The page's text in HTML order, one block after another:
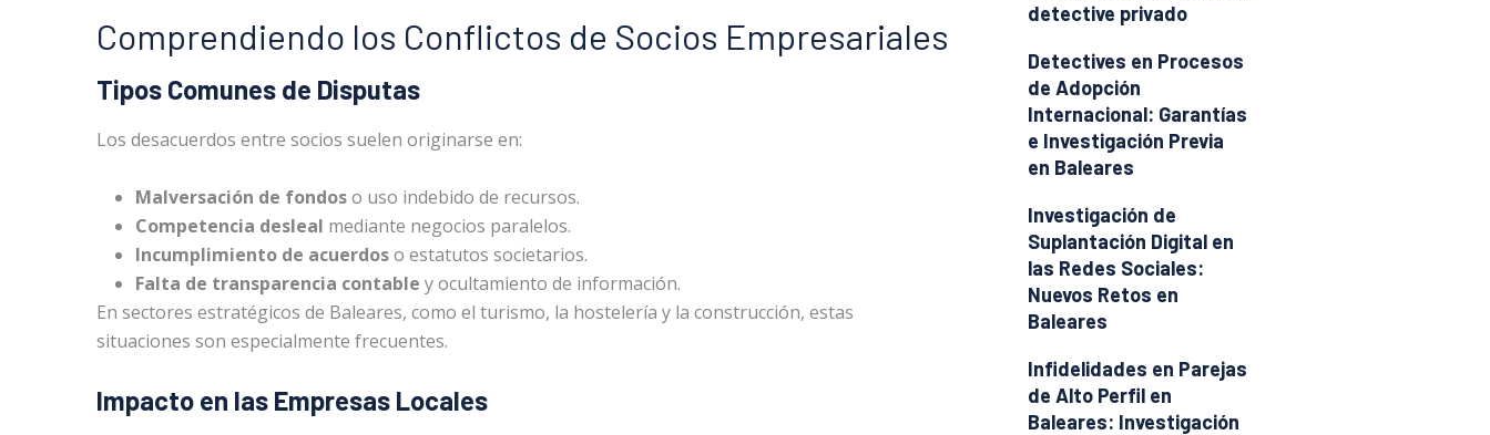
Comprendiendo los Conflictos de Socios Empresariales
Tipos Comunes de Disputas
Los desacuerdos entre socios suelen originarse en:
Malversación de fondoso uso indebido de recursos.
Competencia desleal mediante negocios paralelos.
Incumplimiento de acuerdoso estatutos societarios.
Falta de transparencia contable y ocultamiento de información.
En sectores estratégicos de Baleares, como el turismo, la hostelería y la construcción, estas
situaciones son especialmente frecuentes.
Impacto en las Empresas Locales
detective privado
Detectives en Procesos
de Adopción
Internacional: Garantías
e Investigación Previa
en Baleares
Investigación de
Suplantación Digital en
las Redes Sociales:
Nuevos Retos en
Baleares
Infidelidades en Parejas
de Alto Perfil en
Baleares: Investigación